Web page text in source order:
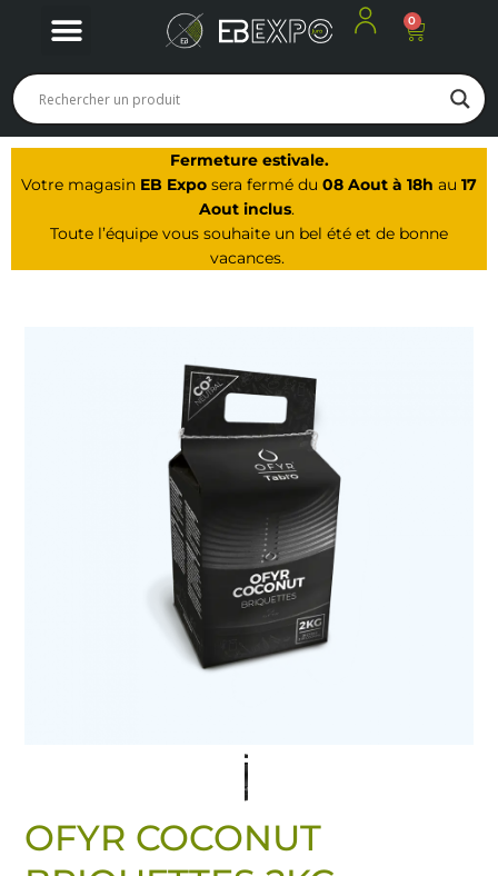
0
Panier
Fermeture estivale.
Votre magasin EB Expo sera fermé du 08 Aout à 18h au 17
Aout inclus.
Toute l’équipe vous souhaite un bel été et de bonne
vacances.
OFYR COCONUT